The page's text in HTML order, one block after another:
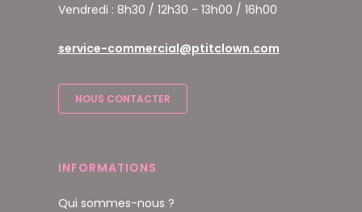
Vendredi : 8h30 / 12h30 - 13h00 / 16h00
service-commercial@ptitclown.com
NOUS CONTACTER
INFORMATIONS
Qui sommes-nous ?